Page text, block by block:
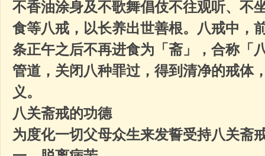
不香油涂身及不歌舞倡伎不往观听、不
食等八戒，以长养出世善根。八戒中，
条正午之后不再进食为「斋」，合称「
管道，关闭八种罪过，得到清净的戒体
义。
八关斋戒的功德
为度化一切父母众生来发誓受持八关斋